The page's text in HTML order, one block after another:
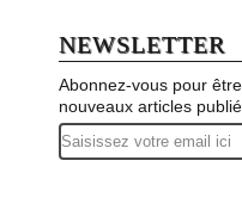
NEWSLETTER
Abonnez-vous pour
nouveaux articles
Email